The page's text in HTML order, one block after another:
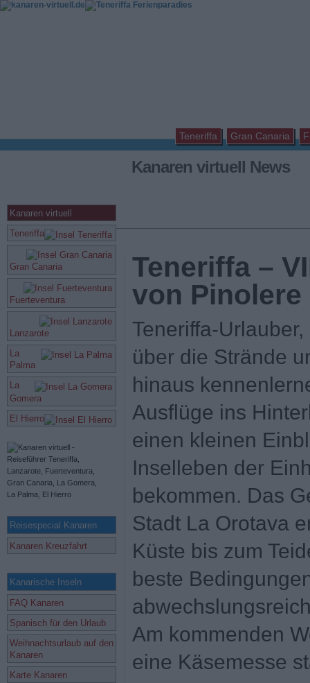
Teneriffa Gran Canaria
Kanaren virtuell News
Kanaren virtuell
Teneriffa
Gran Canaria
Fuerteventura
Lanzarote
La
Palma
La
Gomera
El Hierro
Reisespecial Kanaren
Kanaren Kreuzfahrt
Kanarische Inseln
FAQ Kanaren
Spanisch für den Urlaub
Weihnachtsurlaub auf den
Kanaren
Karte Kanaren
Teneriffa –
von Pinolere
Teneriffa-
über die Strände
hinaus
Ausflüge ins
einen kleinen
Inselleben der
bekommen. Das
Stadt La Orotava
Küste bis zum
beste
Am kommenden
eine Käsemesse